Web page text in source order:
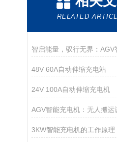
RELATED
48V 60A自动伸缩充电站
24V 100A自动伸缩充电机
3KW智能充电机的工作原理